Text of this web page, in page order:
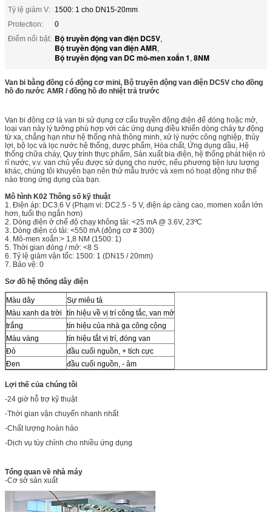
Tỷ lệ giảm V: 1500: 1 cho DN15-20mm
Protection:
0
Điểm nổi bật: Bộ truyền động van điện DC5V,
Bộ truyền động van điện AMR,
Bộ truyền động van DC mô-men xoắn 1 , 8NM
Van bi bằng đồng có động cơ mini, Bộ truyền động van điện DC5V cho đồng
hồ đo nước AMR / đồng hồ đo nhiệt trả trước
Van bi động cơ là van bi sử dụng cơ cấu truyền động điện để đóng hoặc mở,
loại van này lý tưởng phù hợp với các ứng dụng điều khiển dòng chảy tự động
từ xa, chẳng hạn như hệ thống nhà thông minh, xử lý nước công nghiệp, thủy
lợi, bộ lọc và lọc nước hệ thống, dược phẩm, Hóa chất, Ứng dụng dầu, Hệ
thống chữa cháy, Quy trình thực phẩm, Sản xuất bia điện, hệ thống phát hiện rò
rỉ nước, v.v. van chủ yếu được sử dụng cho nước, nếu phương tiện lưu lượng
khác, chúng tôi khuyên bạn nên thử mẫu trước và xem nó hoạt động như thế
nào trong ứng dụng của bạn.
Mô hình K02 Thông số kỹ thuật
1. Điện áp: DC3.6 V (Phạm vi: DC2.5 - 5 V, điện áp càng cao, momen xoắn lớn
hơn, tuổi thọ ngắn hơn)
2. Dòng điện ở chế độ chạy không tải: <25 mA @ 3.6V, 23ºC
3. Dòng điện có tải: <550 mA (động cơ # 300)
4. Mô-men xoắn:> 1,8 NM (1500: 1)
5. Thời gian đóng / mở: <8 S
6. Tỷ lệ giảm vận tốc: 1500: 1 (DN15 / 20mm)
7. Bảo vệ: 0
Sơ đồ hệ thống dây điện
Màu dây
Sự miêu tả
Màu xanh da trời
tín hiệu về vị trí công tắc, van mở
trắng
tín hiệu của nhà ga công cộng
Màu vàng
tín hiệu tắt vị trí, đóng van
Đỏ
đầu cuối nguồn, + tích cực
Đen
đầu cuối nguồn, - âm
Lợi thế của chúng tôi
-24 giờ hỗ trợ kỹ thuật
-Thời gian vận chuyển nhanh nhất
-Chất lượng hoàn hảo
-Dịch vụ tùy chỉnh cho nhiều ứng dụng
Tổng quan về nhà máy
-Cơ sở sản xuất